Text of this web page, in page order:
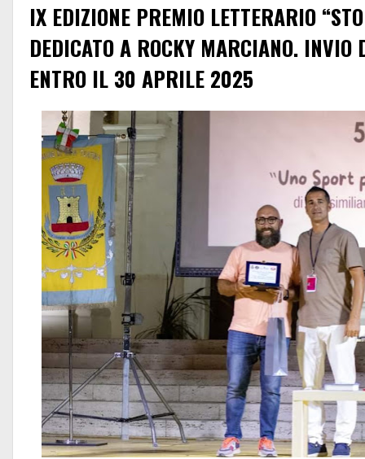
IX EDIZIONE PREMIO LETTERARIO
DEDICATO A ROCKY MARCIANO. INVIO
ENTRO IL 30 APRILE 2025